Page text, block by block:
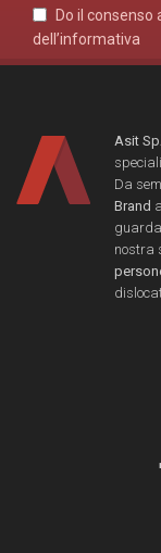
Do il consenso
dell’informativa
Asit
Da
Brand
nostra